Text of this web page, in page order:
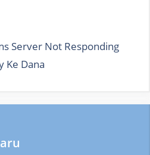
Server Not Responding
Ke Dana